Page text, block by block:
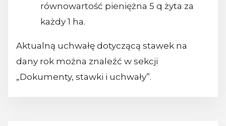
równowartość pieniężna 5 q żyta za
każdy 1 ha.
Aktualną uchwałę dotyczącą stawek na
dany rok można znaleźć w sekcji
„Dokumenty, stawki i uchwały”.